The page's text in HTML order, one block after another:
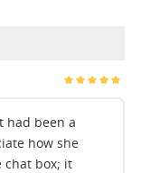
had been a
how she
chat box; it